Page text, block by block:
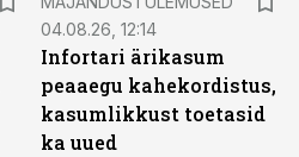
04.08.26, 12:14
Infortari ärikasum
peaaegu kahekordistus,
kasumlikkust toetasid
ka uued